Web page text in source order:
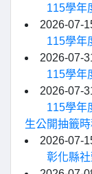
115學年
2026-07-
115學年
2026-07-
115學年
2026-07-
115學年
生公開抽籤
2026-07-
彰化縣